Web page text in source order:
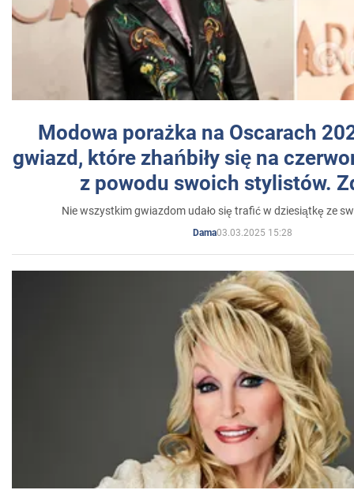
Modowa porażka na Oscarach
gwiazd, które zhańbiły się na
z powodu swoich stylistów.
Nie wszystkim gwiazdom udało się trafić w dziesiątkę ze
Dama03.03.2025 15:28